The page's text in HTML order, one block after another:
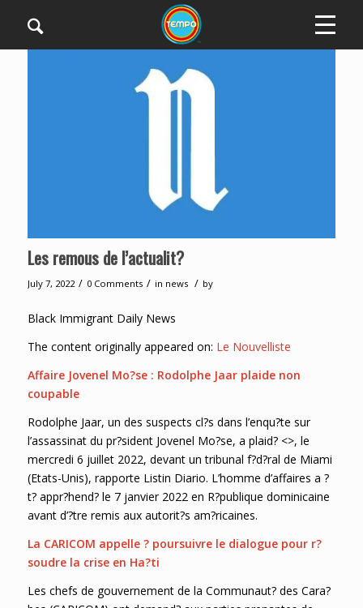
Les remous de l’actualit?
July 7, 2022 / 0 Comments / in news / by
Black Immigrant Daily News
The content originally appeared on: Le Nouvelliste
Affaire Jovenel Mo?se : Rodolphe Jaar plaide non
coupable
Rodolphe Jaar, un des suspects cl?s dans l’enqu?te sur
l’assassinat du pr?sident Jovenel Mo?se, a plaid? <>, le
mercredi 6 juillet 2022, devant un tribunal f?d?ral de Miami
(Etats-Unis), rapporte Listin Diario. L’homme d’affaires a ?
t? appr?hend? le 7 janvier 2022 en R?publique dominicaine
avant d’?tre remis aux autorit?s am?ricaines.
La CARICOM appelle ? poursuivre le dialogue pour r?
soudre la crise en Ha?ti
Les chefs de gouvernement de la Communaut? des Cara?